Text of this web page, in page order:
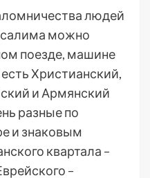
людей
можно
поезде, машине
Христианский,
и Армянский
разные по
и знаковым
квартала –
–